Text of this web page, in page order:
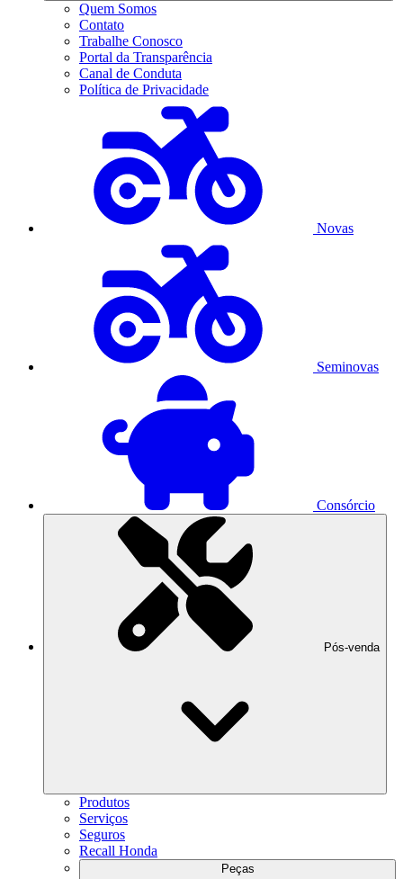
Quem Somos
Contato
Trabalhe Conosco
Portal da Transparência
Canal de Conduta
Política de Privacidade
Novas
Seminovas
Consórcio
Pós-venda
Produtos
Serviços
Seguros
Recall Honda